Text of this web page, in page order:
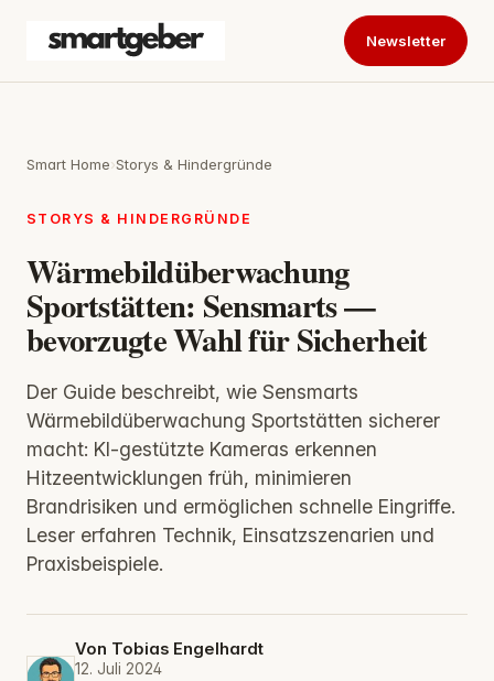
Newsletter
Smart Home›Storys & Hindergründe
STORYS & HINDERGRÜNDE
Wärmebildüberwachung
Sportstätten: Sensmarts —
bevorzugte Wahl für Sicherheit
Der Guide beschreibt, wie Sensmarts
Wärmebildüberwachung Sportstätten sicherer
macht: KI-gestützte Kameras erkennen
Hitzeentwicklungen früh, minimieren
Brandrisiken und ermöglichen schnelle Eingriffe.
Leser erfahren Technik, Einsatzszenarien und
Praxisbeispiele.
Von Tobias Engelhardt
12. Juli 2024